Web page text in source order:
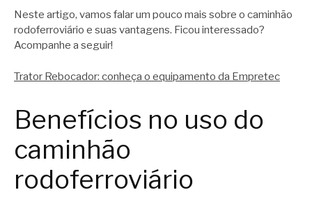
Neste artigo, vamos falar um pouco mais sobre o caminhão
rodoferroviário e suas vantagens. Ficou interessado?
Acompanhe a seguir!
Trator Rebocador: conheça o equipamento da Empretec
Benefícios no uso do
caminhão
rodoferroviário